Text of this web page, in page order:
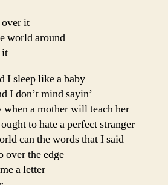
over it
world around
it
I sleep like a baby
I don’t mind sayin’
when a mother will teach her
to hate a perfect stranger
can the words that I said
over the edge
a letter